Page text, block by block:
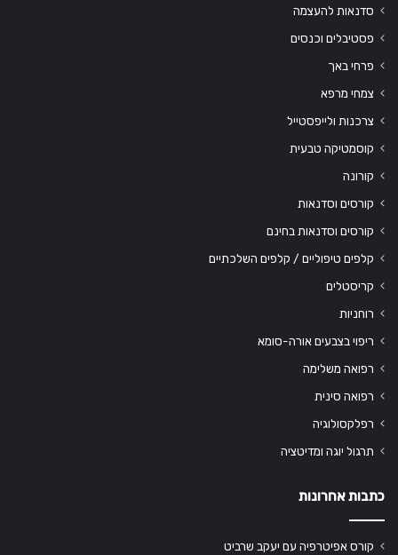
סדנאות להעצמה
פסטיבלים וכנסים
פרחי באך
צמחי מרפא
צרכנות ולייפסטייל
קוסמטיקה טבעית
קורונה
קורסים וסדנאות
קורסים וסדנאות בחינם
קלפים טיפוליים / קלפים השלכתיים
קריסטלים
רוחניות
ריפוי בצבעים אורה-סומא
רפואה משלימה
רפואה סינית
רפלקסולוגיה
תרגול יוגה ומדיטציה
כתבות אחרונות
קורס אפיטרפיה עם יעקב שרביט